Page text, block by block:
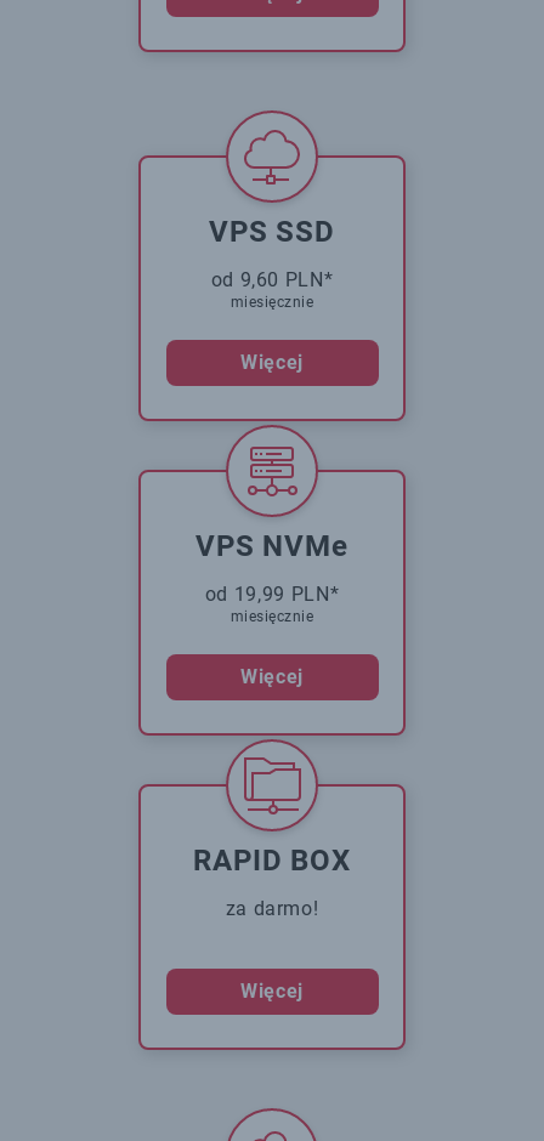
VPS SSD
od 9,60 PLN*
miesięcznie
Więcej
VPS NVMe
od 19,99 PLN*
miesięcznie
Więcej
RAPID BOX
za darmo!
Więcej